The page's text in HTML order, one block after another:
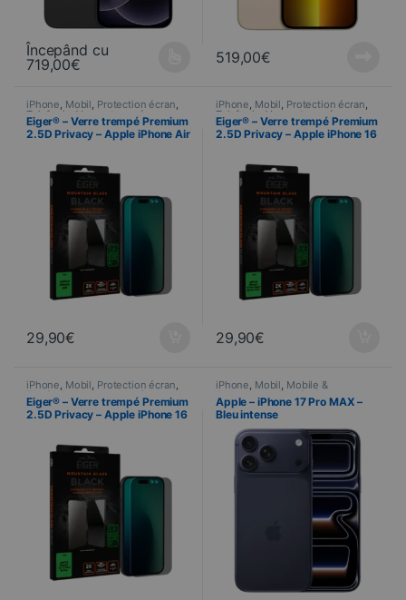
Începând cu
719,00€
Ce produit a plusieurs variations. Les options peuvent être
519,00€
iPhone, Mobil, Protection écran,
Telefonie,Verres trempés
Eiger® – Verre trempé Premium
2.5D Privacy – Apple iPhone Air
29,90€
iPhone, Mobil, Protection écran,
Telefonie,Verres trempés
Eiger® – Verre trempé Premium
2.5D Privacy – Apple iPhone 16
29,90€
iPhone, Mobil, Protection écran,
Telefonie,Verres trempés
Eiger® – Verre trempé Premium
2.5D Privacy – Apple iPhone 16
iPhone, Mobil, Mobile &
Smartphone Telefonie
Apple – iPhone 17 Pro MAX –
Bleu intense